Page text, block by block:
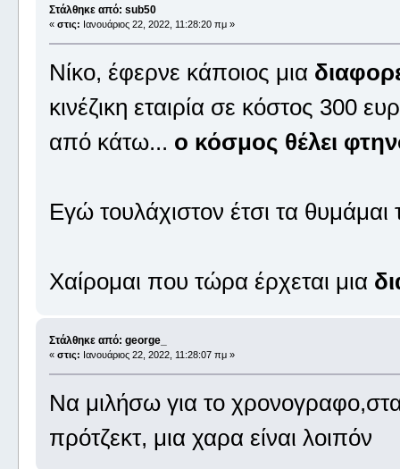
Στάλθηκε από: sub50
« στις: Ιανουάριος 22, 2022, 11:28:20 πμ »
Νίκο, έφερνε κάποιος μια
κινέζικη εταιρία σε κόστος 300
από κάτω... ο κόσμος θέλει
Εγώ τουλάχιστον έτσι τα
Χαίρομαι που τώρα έρχεται μια
Στάλθηκε από: george_
« στις: Ιανουάριος 22, 2022, 11:28:07 πμ »
Να μιλήσω για το
πρότζεκτ, μια χαρα είναι λοιπόν